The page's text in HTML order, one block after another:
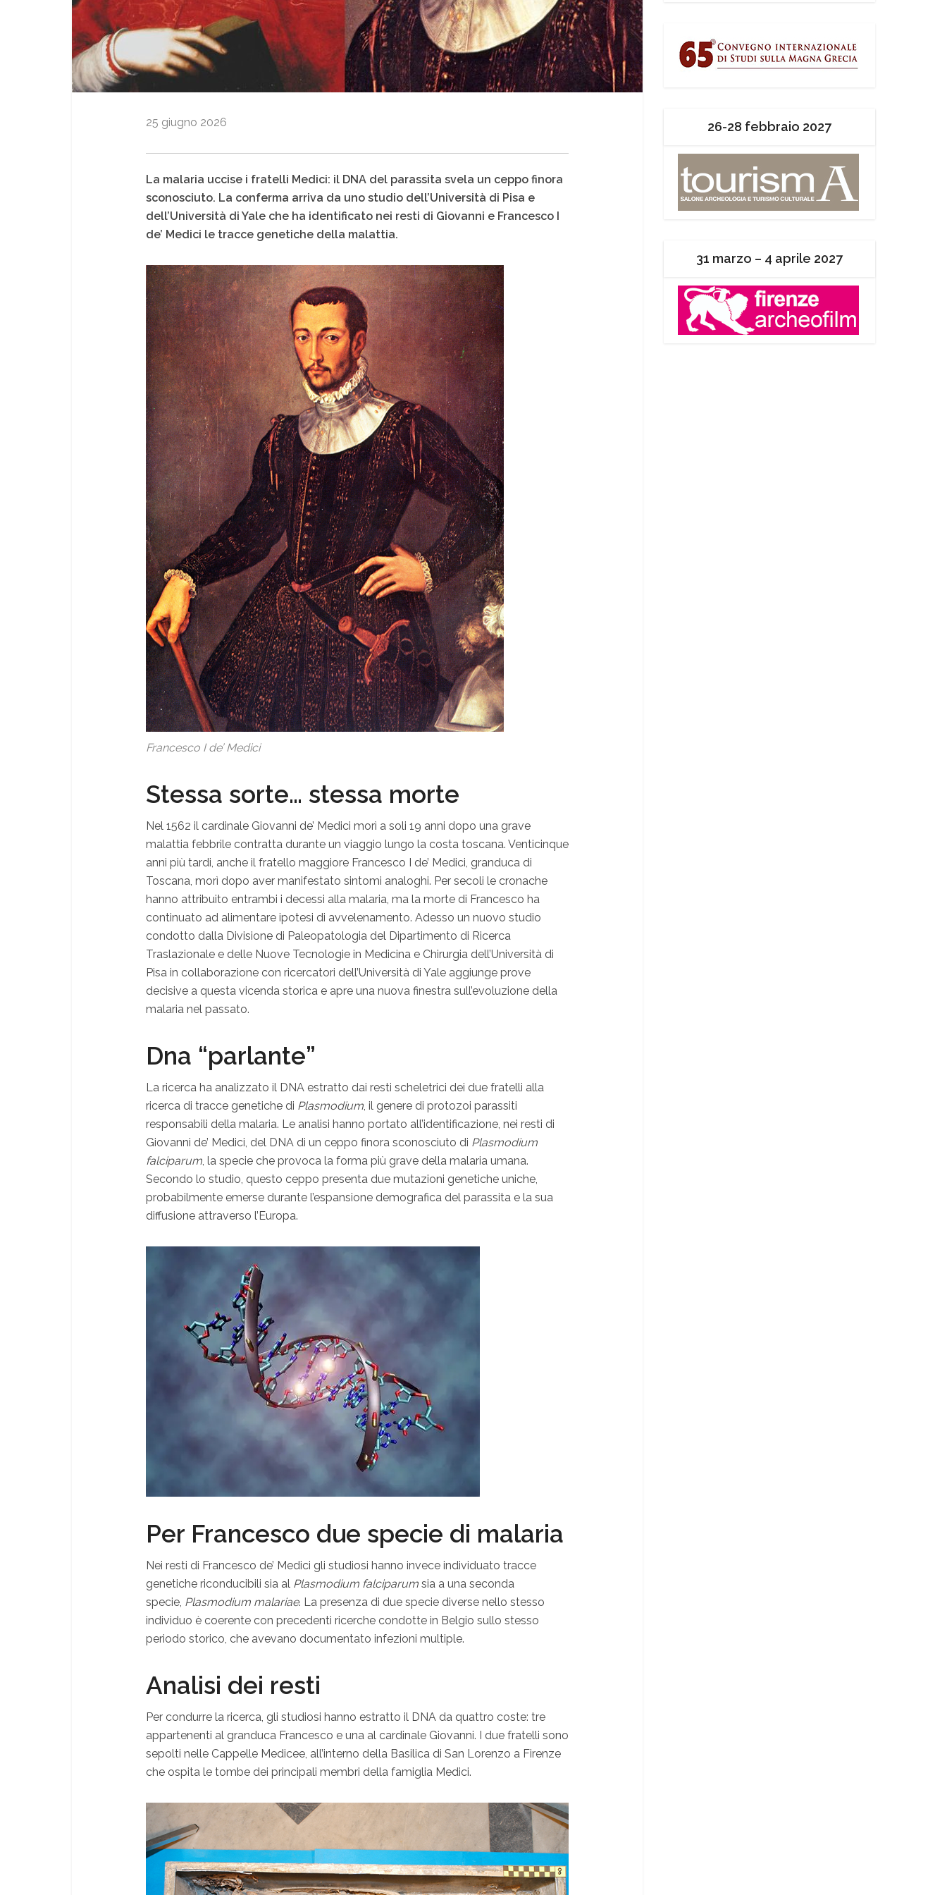
25 giugno 2026
La malaria uccise i fratelli Medici: il DNA del parassita svela un ceppo finora
sconosciuto. La conferma arriva da uno studio dell’Università di Pisa e
dell’Università di Yale che ha identificato nei resti di Giovanni e Francesco I
de’ Medici le tracce genetiche della malattia.
Francesco I de’ Medici
Stessa sorte… stessa morte
Nel 1562 il cardinale Giovanni de’ Medici morì a soli 19 anni dopo una grave
malattia febbrile contratta durante un viaggio lungo la costa toscana. Venticinque
anni più tardi, anche il fratello maggiore Francesco I de’ Medici, granduca di
Toscana, morì dopo aver manifestato sintomi analoghi. Per secoli le cronache
hanno attribuito entrambi i decessi alla malaria, ma la morte di Francesco ha
continuato ad alimentare ipotesi di avvelenamento. Adesso un nuovo studio
condotto dalla Divisione di Paleopatologia del Dipartimento di Ricerca
Traslazionale e delle Nuove Tecnologie in Medicina e Chirurgia dell’Università di
Pisa in collaborazione con ricercatori dell’Università di Yale aggiunge prove
decisive a questa vicenda storica e apre una nuova finestra sull’evoluzione della
malaria nel passato.
Dna “parlante”
La ricerca ha analizzato il DNA estratto dai resti scheletrici dei due fratelli alla
ricerca di tracce genetiche di Plasmodium, il genere di protozoi parassiti
responsabili della malaria. Le analisi hanno portato all’identificazione, nei resti di
Giovanni de’ Medici, del DNA di un ceppo finora sconosciuto di Plasmodium
falciparum, la specie che provoca la forma più grave della malaria umana.
Secondo lo studio, questo ceppo presenta due mutazioni genetiche uniche,
probabilmente emerse durante l’espansione demografica del parassita e la sua
diffusione attraverso l’Europa.
Per Francesco due specie di malaria
Nei resti di Francesco de’ Medici gli studiosi hanno invece individuato tracce
genetiche riconducibili sia al Plasmodium falciparum sia a una seconda
specie, Plasmodium malariae. La presenza di due specie diverse nello stesso
individuo è coerente con precedenti ricerche condotte in Belgio sullo stesso
periodo storico, che avevano documentato infezioni multiple.
Analisi dei resti
Per condurre la ricerca, gli studiosi hanno estratto il DNA da quattro coste: tre
appartenenti al granduca Francesco e una al cardinale Giovanni. I due fratelli sono
sepolti nelle Cappelle Medicee, all’interno della Basilica di San Lorenzo a Firenze
che ospita le tombe dei principali membri della famiglia Medici.
26-28 febbraio 2027
31 marzo – 4 aprile 2027